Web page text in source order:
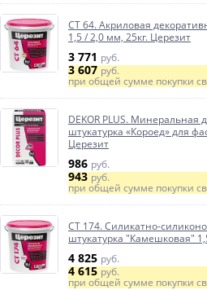
CT 64. Акриловая
1,5 / 2,0 мм, 25кг. Церезит
3 771 руб.
3 607руб.
при общей сумме покупки
DEKOR PLUS. Минеральная
штукатурка «Короед» для
Церезит
986 руб.
943руб.
при общей сумме покупки
CT 174. Силикатно-
штукатурка "Камешковая"
4 825 руб.
4 615руб.
при общей сумме покупки